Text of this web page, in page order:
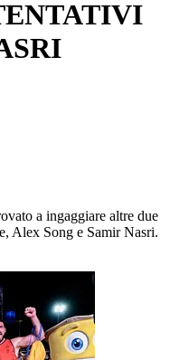
a ingaggiare altre due
Alex Song e Samir Nasri.